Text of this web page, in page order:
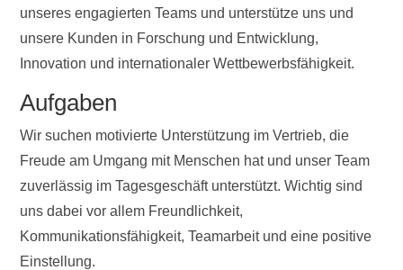
unseres engagierten Teams und unterstütze uns und
unsere Kunden in Forschung und Entwicklung,
Innovation und internationaler Wettbewerbsfähigkeit.
Aufgaben
Wir suchen motivierte Unterstützung im Vertrieb, die
Freude am Umgang mit Menschen hat und unser Team
zuverlässig im Tagesgeschäft unterstützt. Wichtig sind
uns dabei vor allem Freundlichkeit,
Kommunikationsfähigkeit, Teamarbeit und eine positive
Einstellung.